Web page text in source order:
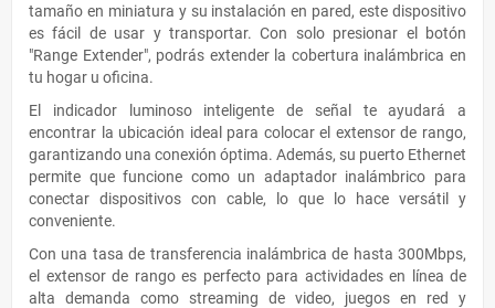
tamaño en miniatura y su instalación en pared, este dispositivo
es fácil de usar y transportar. Con solo presionar el botón
"Range Extender", podrás extender la cobertura inalámbrica en
tu hogar u oficina.
El indicador luminoso inteligente de señal te ayudará a
encontrar la ubicación ideal para colocar el extensor de rango,
garantizando una conexión óptima. Además, su puerto Ethernet
permite que funcione como un adaptador inalámbrico para
conectar dispositivos con cable, lo que lo hace versátil y
conveniente.
Con una tasa de transferencia inalámbrica de hasta 300Mbps,
el extensor de rango es perfecto para actividades en línea de
alta demanda como streaming de video, juegos en red y